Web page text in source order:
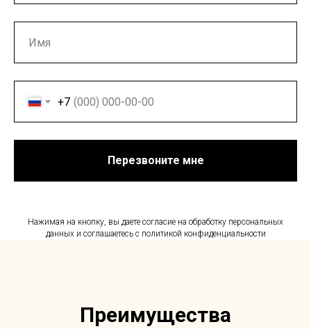
+7
Перезвоните мне
Нажимая на кнопку, вы даете согласие на обработку персональных
данных и соглашаетесь c политикой конфиденциальности
Преимущества